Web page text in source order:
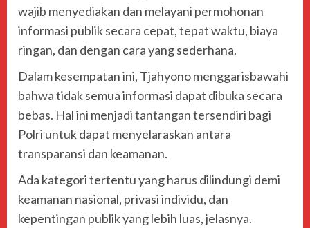
wajib menyediakan dan melayani permohonan
informasi publik secara cepat, tepat waktu, biaya
ringan, dan dengan cara yang sederhana.
Dalam kesempatan ini, Tjahyono menggarisbawahi
bahwa tidak semua informasi dapat dibuka secara
bebas. Hal ini menjadi tantangan tersendiri bagi
Polri untuk dapat menyelaraskan antara
transparansi dan keamanan.
Ada kategori tertentu yang harus dilindungi demi
keamanan nasional, privasi individu, dan
kepentingan publik yang lebih luas, jelasnya.